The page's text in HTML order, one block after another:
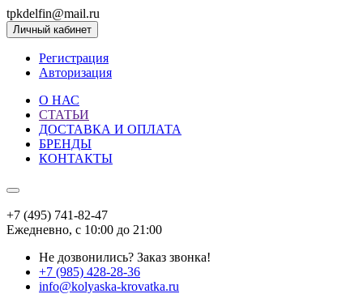
tpkdelfin@mail.ru
Личный кабинет
Регистрация
Авторизация
О НАС
СТАТЬИ
ДОСТАВКА И ОПЛАТА
БРЕНДЫ
КОНТАКТЫ
+7 (495) 741-82-47
Ежедневно, с 10:00 до 21:00
Не дозвонились? Заказ звонка!
+7 (985) 428-28-36
info@kolyaska-krovatka.ru